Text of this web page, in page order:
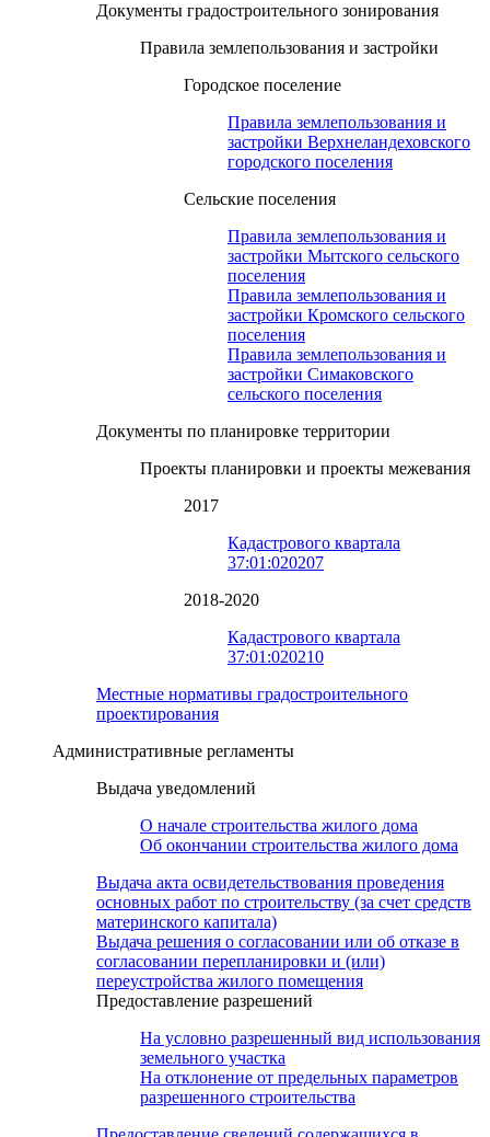
Документы градостроительного зонирования
Правила землепользования и застройки
Городское поселение
Правила землепользования и
застройки Верхнеландеховского
городского поселения
Сельские поселения
Правила землепользования и
застройки Мытского сельского
поселения
Правила землепользования и
застройки Кромского сельского
поселения
Правила землепользования и
застройки Симаковского
сельского поселения
Документы по планировке территории
Проекты планировки и проекты межевания
2017
Кадастрового квартала
37:01:020207
2018-2020
Кадастрового квартала
37:01:020210
Местные нормативы градостроительного
проектирования
Административные регламенты
Выдача уведомлений
О начале строительства жилого дома
Об окончании строительства жилого дома
Выдача акта освидетельствования проведения
основных работ по строительству (за счет средств
материнского капитала)
Выдача решения о согласовании или об отказе в
согласовании перепланировки и (или)
переустройства жилого помещения
Предоставление разрешений
На условно разрешенный вид использования
земельного участка
На отклонение от предельных параметров
разрешенного строительства